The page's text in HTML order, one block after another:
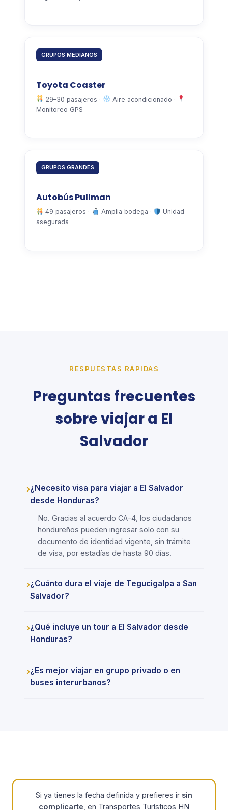
GRUPOS MEDIANOS
Toyota Coaster
29–30 pasajeros ·
Aire acondicionado ·
Monitoreo GPS
GRUPOS GRANDES
Autobús Pullman
49 pasajeros · Amplia bodega ·
Unidad
asegurada
RESPUESTAS RÁPIDAS
Preguntas frecuentes
sobre viajar a El
Salvador
¿Necesito visa para viajar a El Salvador
desde Honduras?
No. Gracias al acuerdo CA-4, los ciudadanos
hondureños pueden ingresar solo con su
documento de identidad vigente, sin trámite
de visa, por estadías de hasta 90 días.
¿Cuánto dura el viaje de Tegucigalpa a San
Salvador?
¿Qué incluye un tour a El Salvador desde
Honduras?
¿Es mejor viajar en grupo privado o en
buses interurbanos?
Si ya tienes la fecha definida y prefieres ir sin
complicarte , en Transportes Turísticos HN